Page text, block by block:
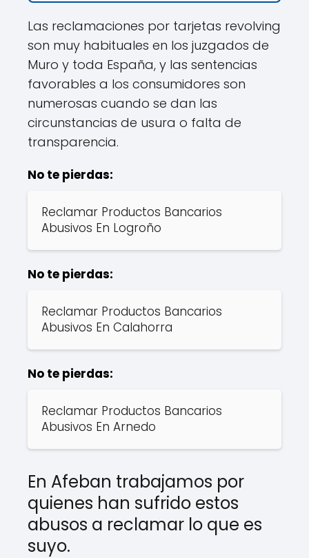
Las reclamaciones por tarjetas revolving
son muy habituales en los juzgados de
Muro y toda España, y las sentencias
favorables a los consumidores son
numerosas cuando se dan las
circunstancias de usura o falta de
transparencia.
No te pierdas:
Reclamar Productos Bancarios
Abusivos En Logroño
No te pierdas:
Reclamar Productos Bancarios
Abusivos En Calahorra
No te pierdas:
Reclamar Productos Bancarios
Abusivos En Arnedo
En Afeban trabajamos por
quienes han sufrido estos
abusos a reclamar lo que es
suyo.